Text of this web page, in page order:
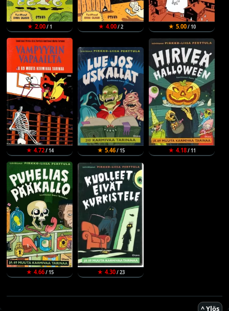
★ 2.00/ 1 ★ 4.00/ 2 ★ 5.00/ 10
★ 4.72/ 14 ★ 5.46/ 15 ★ 4.18/ 11
★ 4.66/ 15 ★ 4.30/ 23
^ Ylös